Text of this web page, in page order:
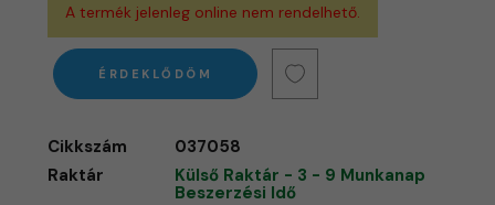
A termék jelenleg online nem rendelhető.
ÉRDEKLŐDÖM
Cikkszám
037058
Raktár
Külső Raktár - 3 - 9 Munkanap
Beszerzési Idő